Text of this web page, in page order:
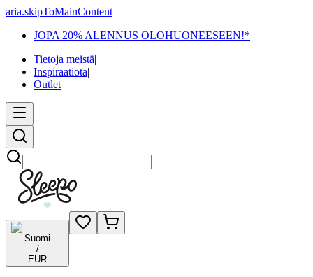
aria.skipToMainContent
JOPA 20% ALENNUS OLOHUONEESEEN!*
Tietoja meistä|
Inspiraatiota|
Outlet
Etsi
Suomi
/
EUR